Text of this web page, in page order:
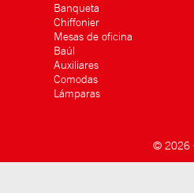
Banqueta
Chiffonier
Mesas de oficina
Baúl
Auxiliares
Comodas
Lámparas
© 2026